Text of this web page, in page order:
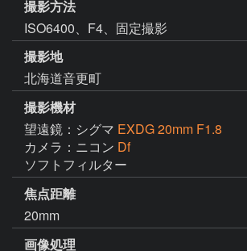
撮影方法
ISO6400、F4、固定撮影
撮影地
北海道音更町
撮影機材
望遠鏡：シグマ EXDG 20mm F1.8
カメラ：ニコン Df
ソフトフィルター
焦点距離
20mm
画像処理